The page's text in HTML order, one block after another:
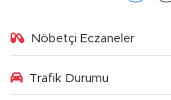
Nöbetçi Eczaneler
Trafik Durumu